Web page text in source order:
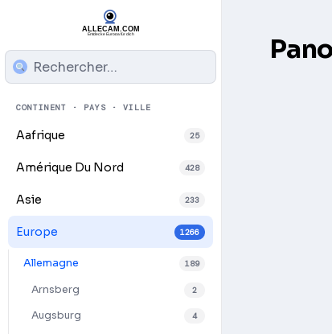
CONTINENT · PAYS · VILLE
Aafrique 25
Amérique Du Nord 428
Asie 233
Europe 1266
Allemagne 189
Arnsberg 2
Augsburg 4